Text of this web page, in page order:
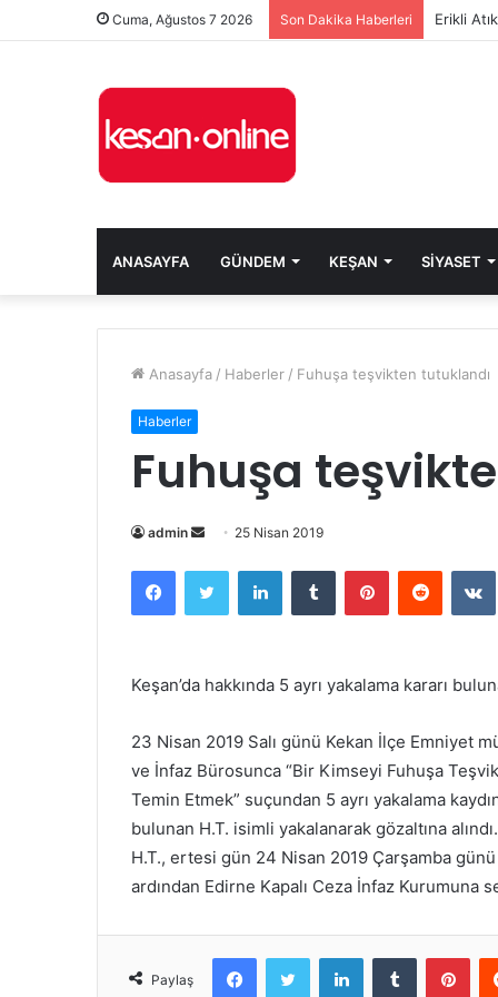
Cuma, Ağustos 7 2026 Son Dakika Haberleri Erikli
ANASAYFA GÜNDEM KEŞAN SIYASET
Anasayfa / Haberler / Fuhuşa teşvikten tutuklandı
Haberler
Fuhuşa
admin
r
e
o
t
a
g
ö
n
d
r
m
25 Nisan 2019
Keşan’da hakkında 5 ayrı yakalama kararı
23 Nisan 2019 Salı günü Kekan İlçe Emniyet
ve İnfaz Bürosunca “Bir Kimseyi Fuhuşa
Temin Etmek” suçundan 5 ayrı yakalama
bulunan H.T. isimli yakalanarak gözaltına alındı.
H.T., ertesi gün 24 Nisan 2019 Çarşamba
ardından Edirne Kapalı Ceza İnfaz Kurumuna
Paylaş